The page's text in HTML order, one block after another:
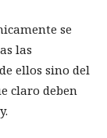
se
las
ellos sino del
claro deben